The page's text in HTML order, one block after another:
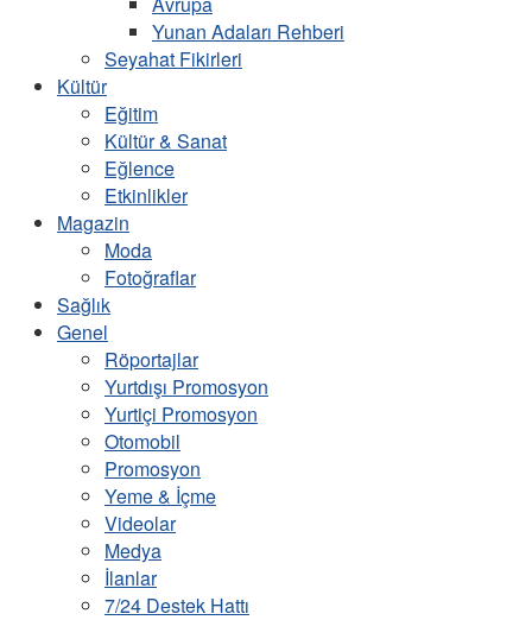
Yunan Adaları Rehberi
Seyahat Fikirleri
Kültür
Eğitim
Kültür & Sanat
Eğlence
Etkinlikler
Magazin
Moda
Fotoğraflar
Sağlık
Genel
Röportajlar
Yurtdışı Promosyon
Yurtiçi Promosyon
Otomobil
Promosyon
Yeme & İçme
Videolar
Medya
İlanlar
7/24 Destek Hattı